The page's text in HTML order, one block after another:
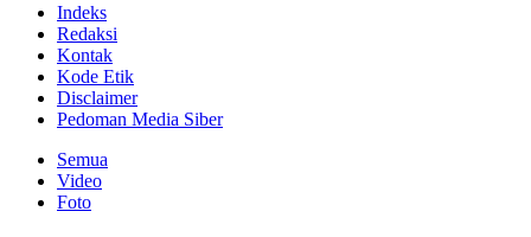
Indeks
Redaksi
Kontak
Kode Etik
Disclaimer
Pedoman Media Siber
Semua
Video
Foto